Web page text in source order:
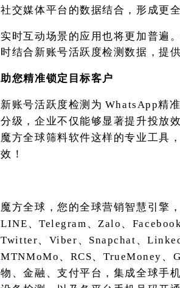
社交媒体平台的数据结合，形成更
实时互动场景的应用也将更加普遍
时结合新账号活跃度检测数据，提
助您精准锁定目标客户
新账号活跃度检测为 WhatsApp精
分级，企业不仅能够显著提升投放
魔方全球筛料软件这样的专业工具
效！
魔方全球，您的全球营销智慧引擎
LINE、Telegram、Zalo、
Twitter、Viber、Snapchat、
MTNMoMo、RCS、TrueMoney、
物、金融、支付平台，集成全球手